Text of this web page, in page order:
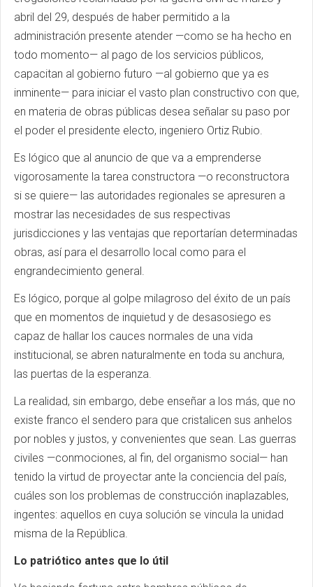
abril del 29, después de haber permitido a la
administración presente atender —como se ha hecho en
todo momento— al pago de los servicios públicos,
capacitan al gobierno futuro —al gobierno que ya es
inminente— para iniciar el vasto plan constructivo con que,
en materia de obras públicas desea señalar su paso por
el poder el presidente electo, ingeniero Ortiz Rubio.
Es lógico que al anuncio de que va a emprenderse
vigorosamente la tarea constructora —o reconstructora
si se quiere— las autoridades regionales se apresuren a
mostrar las necesidades de sus respectivas
jurisdicciones y las ventajas que reportarían determinadas
obras, así para el desarrollo local como para el
engrandecimiento general.
Es lógico, porque al golpe milagroso del éxito de un país
que en momentos de inquietud y de desasosiego es
capaz de hallar los cauces normales de una vida
institucional, se abren naturalmente en toda su anchura,
las puertas de la esperanza.
La realidad, sin embargo, debe enseñar a los más, que no
existe franco el sendero para que cristalicen sus anhelos
por nobles y justos, y convenientes que sean. Las guerras
civiles —conmociones, al fin, del organismo social— han
tenido la virtud de proyectar ante la conciencia del país,
cuáles son los problemas de construcción inaplazables,
ingentes: aquellos en cuya solución se vincula la unidad
misma de la República.
Lo patriótico antes que lo útil